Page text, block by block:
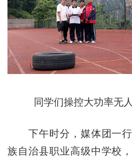
同学们操控大功率无
下午时分，媒体团一行
族自治县职业高级中学校